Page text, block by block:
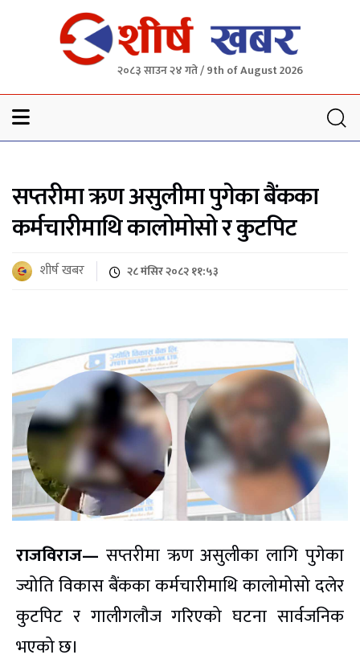
२०८३ साउन २४ गते / 9th of August 2026
सप्तरीमा ऋण असुलीमा पुगेका बैंकका
कर्मचारीमाथि कालोमोसो र कुटपिट
शीर्ष खबर २८ मंसिर २०८२ ११:५३
राजविराज— सप्तरीमा ऋण असुलीका लागि पुगेका
ज्योति विकास बैंकका कर्मचारीमाथि कालोमोसो दलेर
कुटपिट र गालीगलौज गरिएको घटना सार्वजनिक
भएको छ।